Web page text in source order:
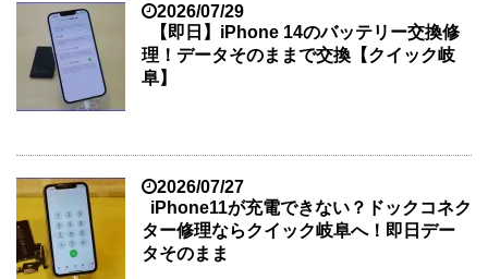
2026/07/29
【即日】iPhone 14のバッテリー交換修
理！データそのままで交換【クイック岐
阜】
2026/07/27
iPhone11が充電できない？ドックコネク
ター修理ならクイック岐阜へ！即日デー
タそのまま